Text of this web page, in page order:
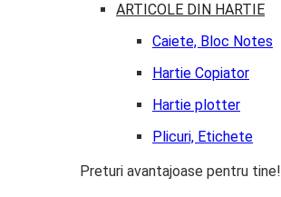
ARTICOLE DIN HARTIE
Caiete, Bloc Notes
Hartie Copiator
Hartie plotter
Plicuri, Etichete
Preturi avantajoase pentru tine!